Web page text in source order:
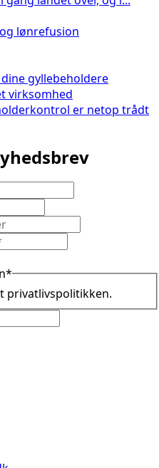
lønrefusion
gyllebeholdere
virksomhed
er netop trådt
*
privatlivspolitikken.